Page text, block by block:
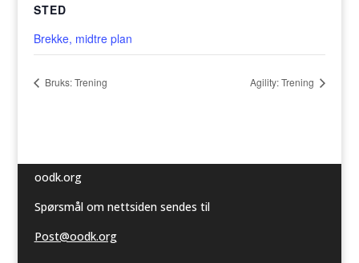
STED
Brekke, midtre plan
Bruks: Trening Agility: Trening
oodk.org
Spørsmål om nettsiden sendes til
Post@oodk.org